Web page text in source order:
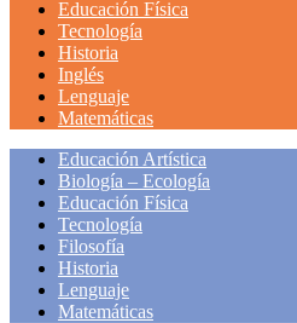
Educación Física
Tecnología
Historia
Inglés
Lenguaje
Matemáticas
Educación Artística
Biología – Ecología
Educación Física
Tecnología
Filosofía
Historia
Lenguaje
Matemáticas